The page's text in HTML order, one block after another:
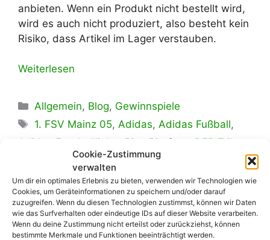
Cookie-Zustimmung
verwalten
Um dir ein optimales Erlebnis zu bieten, verwenden wir Technologien wie
Cookies, um Geräteinformationen zu speichern und/oder darauf
zuzugreifen. Wenn du diesen Technologien zustimmst, können wir Daten
wie das Surfverhalten oder eindeutige IDs auf dieser Website verarbeiten.
Wenn du deine Zustimmung nicht erteilst oder zurückziehst, können
bestimmte Merkmale und Funktionen beeinträchtigt werden.
anbieten. Wenn ein Produkt nicht bestellt wird,
wird es auch nicht produziert, also besteht kein
Risiko, dass Artikel im Lager verstauben.
Weiterlesen
Kategorien
Allgemein, Blog, Gewinnspiele
Schlagwörter
1. FSV Mainz 05,Adidas,Adidas Fußball,
Adidas Fussballliebe
Bier Bierfass DFB Trikot
EM-Tippspiel,EM-Tippspiel 2024
Spielball,Erima Trainingsball,Euro 2024,FSV
Mainz 05 Trikot,Fußball,Fußball EM,Fußball
Europameisterschaft,FUT-Card,gewinnspiel,
Gutschein,Jako,Krombacher,Ticket,Tippspiel